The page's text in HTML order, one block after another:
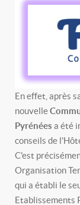
En effet, après
nouvelle
Pyrénées a été
conseils de
C'est
Organisation
qui a établi le
Etablissements